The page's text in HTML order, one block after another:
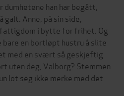
han har begått,
galt. Anne, på sin side,
i bytte for frihet. Og
bare en bortløpt hustru å slite
med en svært så geskjeftig
uten deg, Valborg? Stemmen
lot seg ikke merke med det